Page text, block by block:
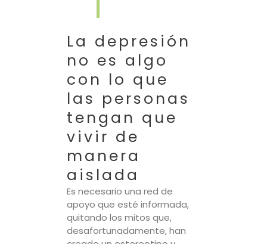
La depresión
no es algo
con lo que
las personas
tengan que
vivir de
manera
aislada
Es necesario una red de
apoyo que esté informada,
quitando los mitos que,
desafortunadamente, han